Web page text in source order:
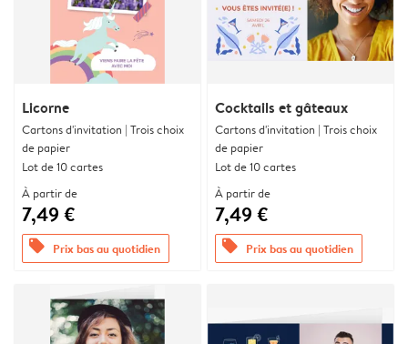
Licorne
Cartons d'invitation | Trois choix
de papier
Lot de 10 cartes
À partir de
7,49 €
offers Prix bas au quotidien
Cocktails et gâteaux
Cartons d'invitation | Trois choix
de papier
Lot de 10 cartes
À partir de
7,49 €
offers Prix bas au quotidien